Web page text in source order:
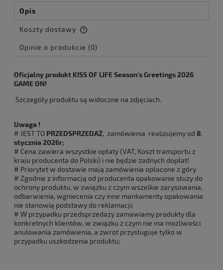
Opis
Koszty dostawy
Cena nie zawiera ewentualnych kosztów płatności
Opinie o produkcie (0)
Oficjalny produkt KISS OF LIFESeason's Greetings 2026
GAME ON!
Szczegóły produktu są widoczne na zdjęciach.
Uwaga !
# JEST TO PRZEDSPRZEDAŻ, zamówienia realizujemy od 8.
stycznia 2026r;
# Cena zawiera wszystkie opłaty (VAT, Koszt transportu z
kraju producenta do Polski) i nie będzie żadnych dopłat!
# Priorytet w dostawie mają zamówienia opłacone z góry
# Zgodnie z informacją od producenta opakowanie służy do
ochrony produktu, w związku z czym wszelkie zarysowania,
odbarwienia, wgniecenia czy inne mankamenty opakowania
nie stanowią podstawy do reklamacji;
# W przypadku przedsprzedaży zamawiamy produkty dla
konkretnych klientów, w związku z czym nie ma możliwości
anulowania zamówienia, a zwrot przysługuje tylko w
przypadku uszkodzenia produktu;